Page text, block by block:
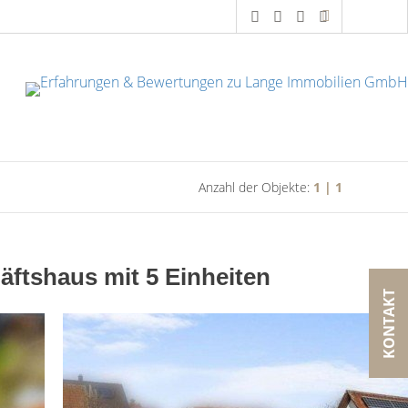
KONTAKT
Anzahl der Objekte: 1 | 1
mit 5 Einheiten